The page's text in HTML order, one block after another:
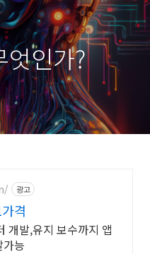
엇인가?
광고
격
개발,유지 보수까지 앱
능